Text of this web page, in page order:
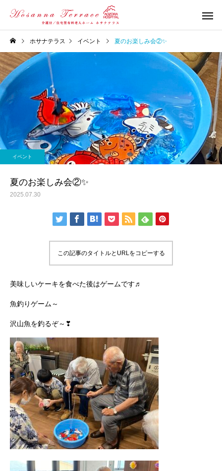
ホサナテラス イベント 夏のお楽しみ会②✨
イベント
夏のお楽しみ会②✨
2025.07.30
この記事のタイトルとURLをコピーする
美味しいケーキを食べた後はゲームです♬
魚釣りゲーム～
沢山魚を釣るぞ～❣